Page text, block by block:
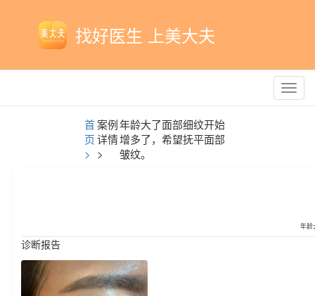
找好医生 上美大夫
首
页
>
案例
详情
>
年龄大了面部细纹开始
增多了，希望抚平面部
皱纹。
年龄
诊断报告